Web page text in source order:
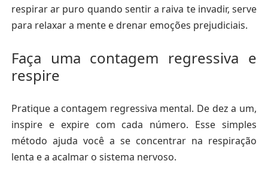
respirar ar puro quando sentir a raiva te invadir, serve
para relaxar a mentee drenar emoções prejudiciais.
Faça uma contagem regressiva e
respire
Pratique a contagem regressiva mental. De dez a um,
inspire e expire com cada número. Esse simples
método ajuda você a se concentrar na respiração
lenta e a acalmar o sistema nervoso.